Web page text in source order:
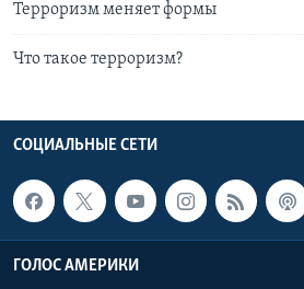
Терроризм меняет формы
Что такое терроризм?
СОЦИАЛЬНЫЕ СЕТИ
ГОЛОС АМЕРИКИ